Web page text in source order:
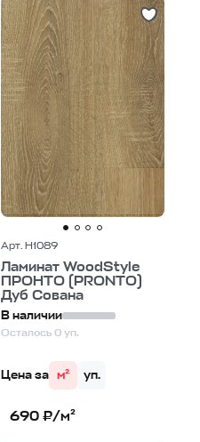
Арт. H1089
Ламинат WoodStyle
ПРОНТО (PRONTO)
Дуб Сована
В наличии
Осталось 0 уп.
Цена за м² уп.
690 ₽/м²